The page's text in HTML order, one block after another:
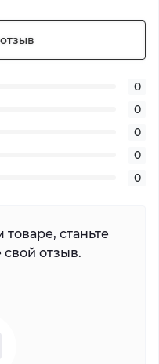
0
0
0
0
0
станьте
свой отзыв.